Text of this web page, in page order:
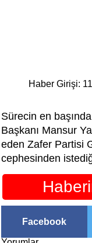
Haber Girişi:
Sürecin en
Başkanı Mansur
eden Zafer Partisi
cephesinden
Facebook